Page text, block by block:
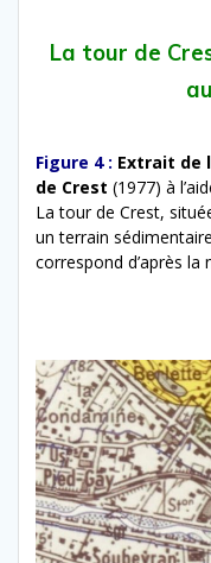
La tour de
Figure 4 : Extrait de
de Crest (1977) à
La tour de Crest,
un terrain
correspond d’après la